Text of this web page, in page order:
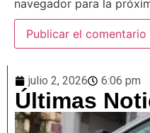
navegador para la
julio 2, 2026 6:06 pm
Últimas